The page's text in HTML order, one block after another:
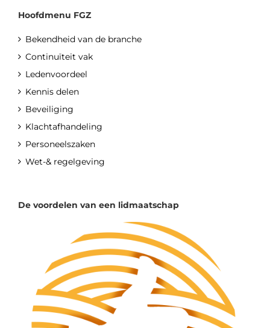
Hoofdmenu FGZ
Bekendheid van de branche
Continuïteit vak
Ledenvoordeel
Kennis delen
Beveiliging
Klachtafhandeling
Personeelszaken
Wet-& regelgeving
De voordelen van een lidmaatschap